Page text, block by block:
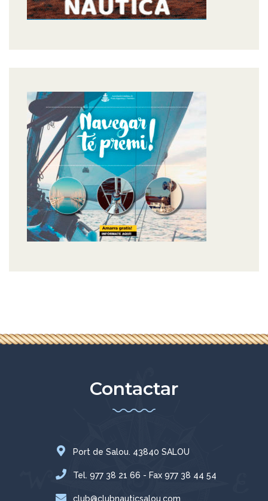
Contactar
Port de Salou. 43840 SALOU
Tel. 977 38 21 66 - Fax 977 38 44 54
club@clubnauticsalou.com